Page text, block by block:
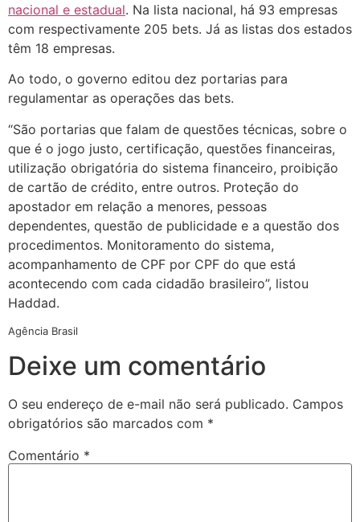
nacional e estadual. Na lista nacional, há 93 empresas
com respectivamente 205 bets. Já as listas dos estados
têm 18 empresas.
Ao todo, o governo editou dez portarias para
regulamentar as operações das bets.
“São portarias que falam de questões técnicas, sobre o
que é o jogo justo, certificação, questões financeiras,
utilização obrigatória do sistema financeiro, proibição
de cartão de crédito, entre outros. Proteção do
apostador em relação a menores, pessoas
dependentes, questão de publicidade e a questão dos
procedimentos. Monitoramento do sistema,
acompanhamento de CPF por CPF do que está
acontecendo com cada cidadão brasileiro”, listou
Haddad.
Agência Brasil
Deixe um comentário
O seu endereço de e-mail não será publicado. Campos
obrigatórios são marcados com *
Comentário *